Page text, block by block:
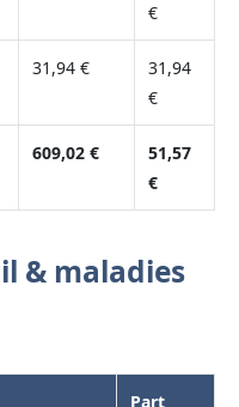
€
31,94 €
31,94
€
609,02 €
51,57
€
& maladies
Part